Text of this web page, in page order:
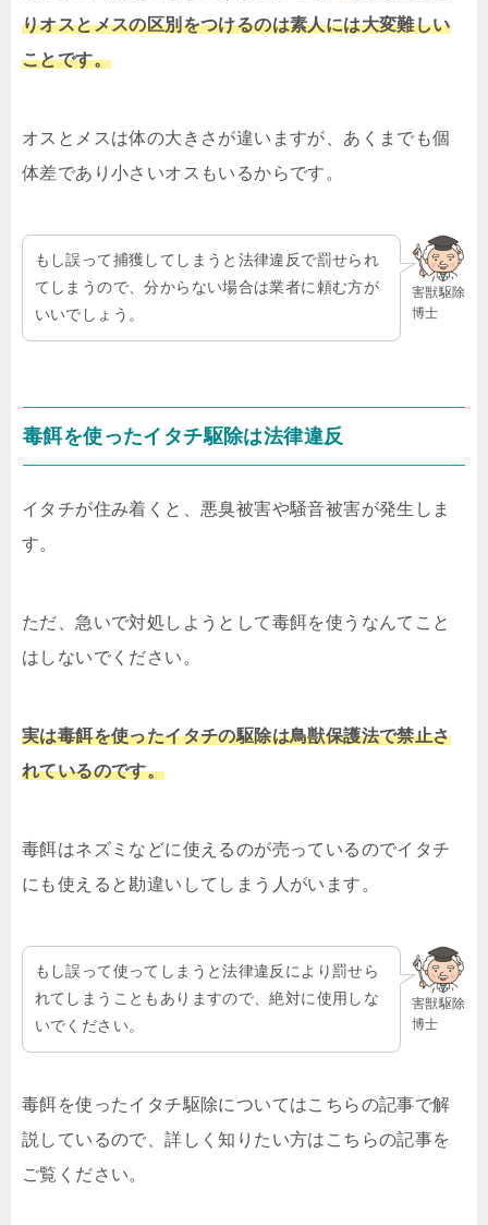
りオスとメスの区別をつけるのは素人には大変難しい
ことです。
オスとメスは体の大きさが違いますが、あくまでも個
体差であり小さいオスもいるからです。
害獣駆除
博士
もし誤って捕獲してしまうと法律違反で罰せられ
てしまうので、分からない場合は業者に頼む方が
いいでしょう。
毒餌を使ったイタチ駆除は法律違反
イタチが住み着くと、悪臭被害や騒音被害が発生しま
す。
ただ、急いで対処しようとして毒餌を使うなんてこと
はしないでください。
実は毒餌を使ったイタチの駆除は鳥獣保護法で禁止さ
れているのです。
毒餌はネズミなどに使えるのが売っているのでイタチ
にも使えると勘違いしてしまう人がいます。
害獣駆除
博士
もし誤って使ってしまうと法律違反により罰せら
れてしまうこともありますので、絶対に使用しな
いでください。
毒餌を使ったイタチ駆除についてはこちらの記事で解
説しているので、詳しく知りたい方はこちらの記事を
ご覧ください。